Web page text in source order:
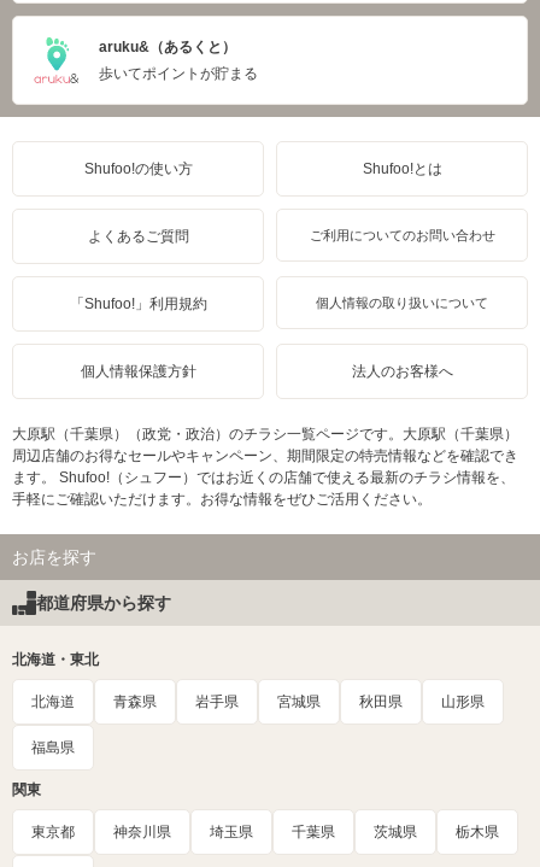
aruku&（あるくと）
歩いてポイントが貯まる
Shufoo!の使い方 Shufoo!とは
よくあるご質問 ご利用についてのお問い合わせ
「Shufoo!」利用規約 個人情報の取り扱いについて
個人情報保護方針 法人のお客様へ
大原駅（千葉県）（政党・政治）のチラシ一覧ページです。大原駅（千葉県）
周辺店舗のお得なセールやキャンペーン、期間限定の特売情報などを確認でき
ます。 Shufoo!（シュフー）ではお近くの店舗で使える最新のチラシ情報を、
手軽にご確認いただけます。お得な情報をぜひご活用ください。
お店を探す
都道府県から探す
北海道・東北
北海道 青森県 岩手県 宮城県 秋田県 山形県
福島県
関東
東京都 神奈川県 埼玉県 千葉県 茨城県 栃木県